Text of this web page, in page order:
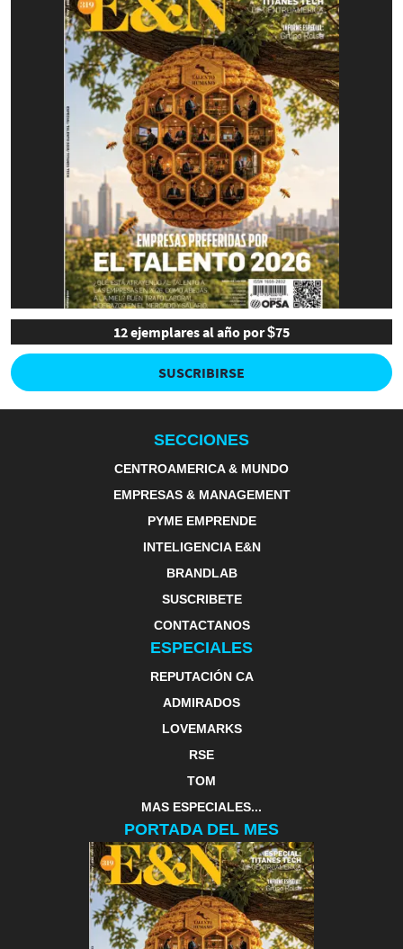
12 ejemplares al año por $75
SUSCRIBIRSE
SECCIONES
CENTROAMERICA & MUNDO
EMPRESAS & MANAGEMENT
PYME EMPRENDE
INTELIGENCIA E&N
BRANDLAB
SUSCRIBETE
CONTACTANOS
ESPECIALES
REPUTACIÓN CA
ADMIRADOS
LOVEMARKS
RSE
TOM
MAS ESPECIALES...
PORTADA DEL MES